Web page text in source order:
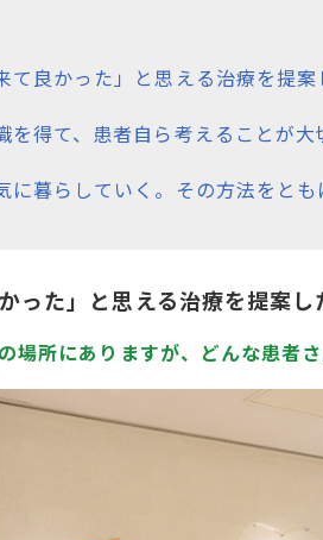
て良かった」と思える治療を提案
を得て、患者自ら考えることが大
に暮らしていく。その方法をとも
った」と思える治療を提案し
場所にありますが、どんな患者